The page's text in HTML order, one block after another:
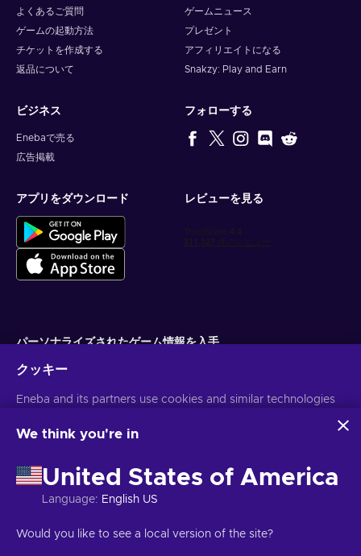
よくあるご質問
ゲームの起動方法
チケットを作成する
返品について
ゲームニュース
プレゼント
アフィリエイトになる
Snakzy: Play and Earn
ビジネス
Enebaで売る
広告掲載
フォローする
アプリをダウンロード レビューを見る
パーソナライズされたゲーム情報を入手
配信停止はいつでも可能です。詳しくは個人情報保護方針をご覧くださ
著作権 ©2026 Eneba.無断複写・転載を禁じます。 JSC "Helis play",
クッキー
Eneba and its partners use cookies and similar technologies
website. We use this information to enhance content,
may also be used for ads personalization.
By clicking 'Accept all', you consent to the use of these
technologies by Eneba and its partners. You can adjust your
For more information on how Google uses your data, see
We think you're in
United States of America
Language: English US
Would you like to see a local version of the site?